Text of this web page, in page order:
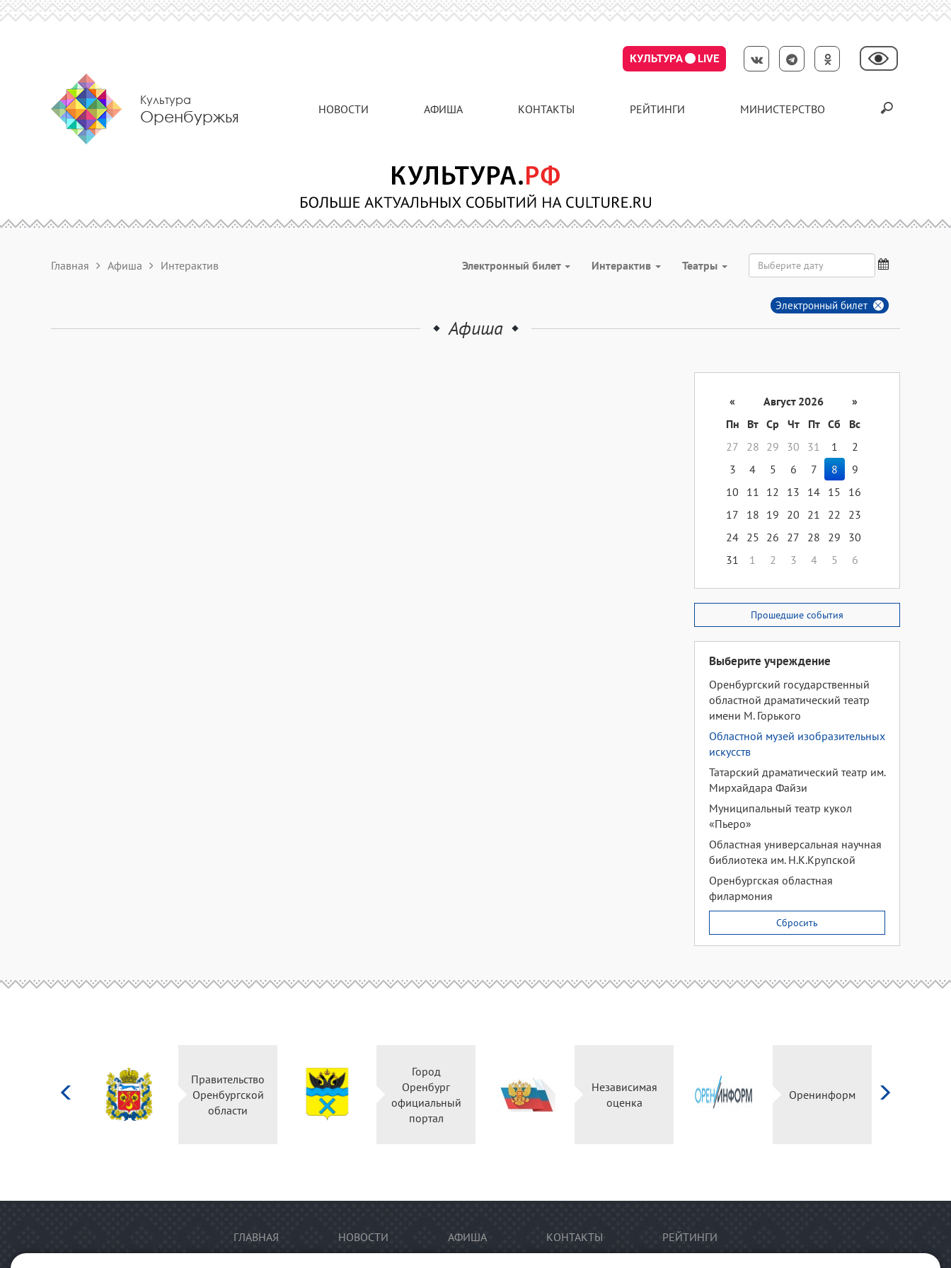
КУЛЬТУРА LIVE
Культура
Оренбуржья НОВОСТИ АФИША КОНТАКТЫ РЕЙТИНГИ МИНИСТЕРСТВО
Главная Афиша Интерактив Электронный билет Интерактив Театры
Электронный билет
Афиша
« Август 2026
»
Пн
Вт Ср Чт Пт Сб
Вс
27
28 29 30 31 1
2
3
4 5 6 7 8
9
10
11 12 13 14 15
16
17
18 19 20 21 22
23
24 25 26 27 28 29
30
31
1 2 3 4 5 6
Прошедшие события
Выберите учреждение
Оренбургский государственный
областной драматический театр
имени М. Горького
Областной музей изобразительных
искусств
Татарский драматический театр им.
Мирхайдара Файзи
Муниципальный театр кукол
«Пьеро»
Областная универсальная научная
библиотека им. Н.К.Крупской
Оренбургская областная
филармония
Сбросить
Правительство
Оренбургской
области
Город
Оренбург
официальный
портал
Независимая
оценка
Оренинформ
ГЛАВНАЯ НОВОСТИ АФИША КОНТАКТЫ РЕЙТИНГИ